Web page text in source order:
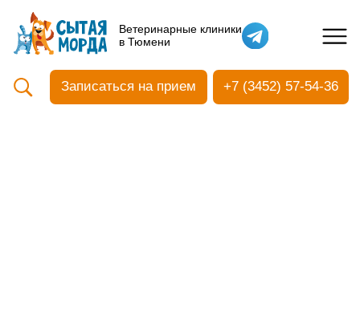
Ветеринарные клиники
в Тюмени
Кастрация собак
Вакцинация
Ультразвуковая чистка зубов
Общий анализ крови